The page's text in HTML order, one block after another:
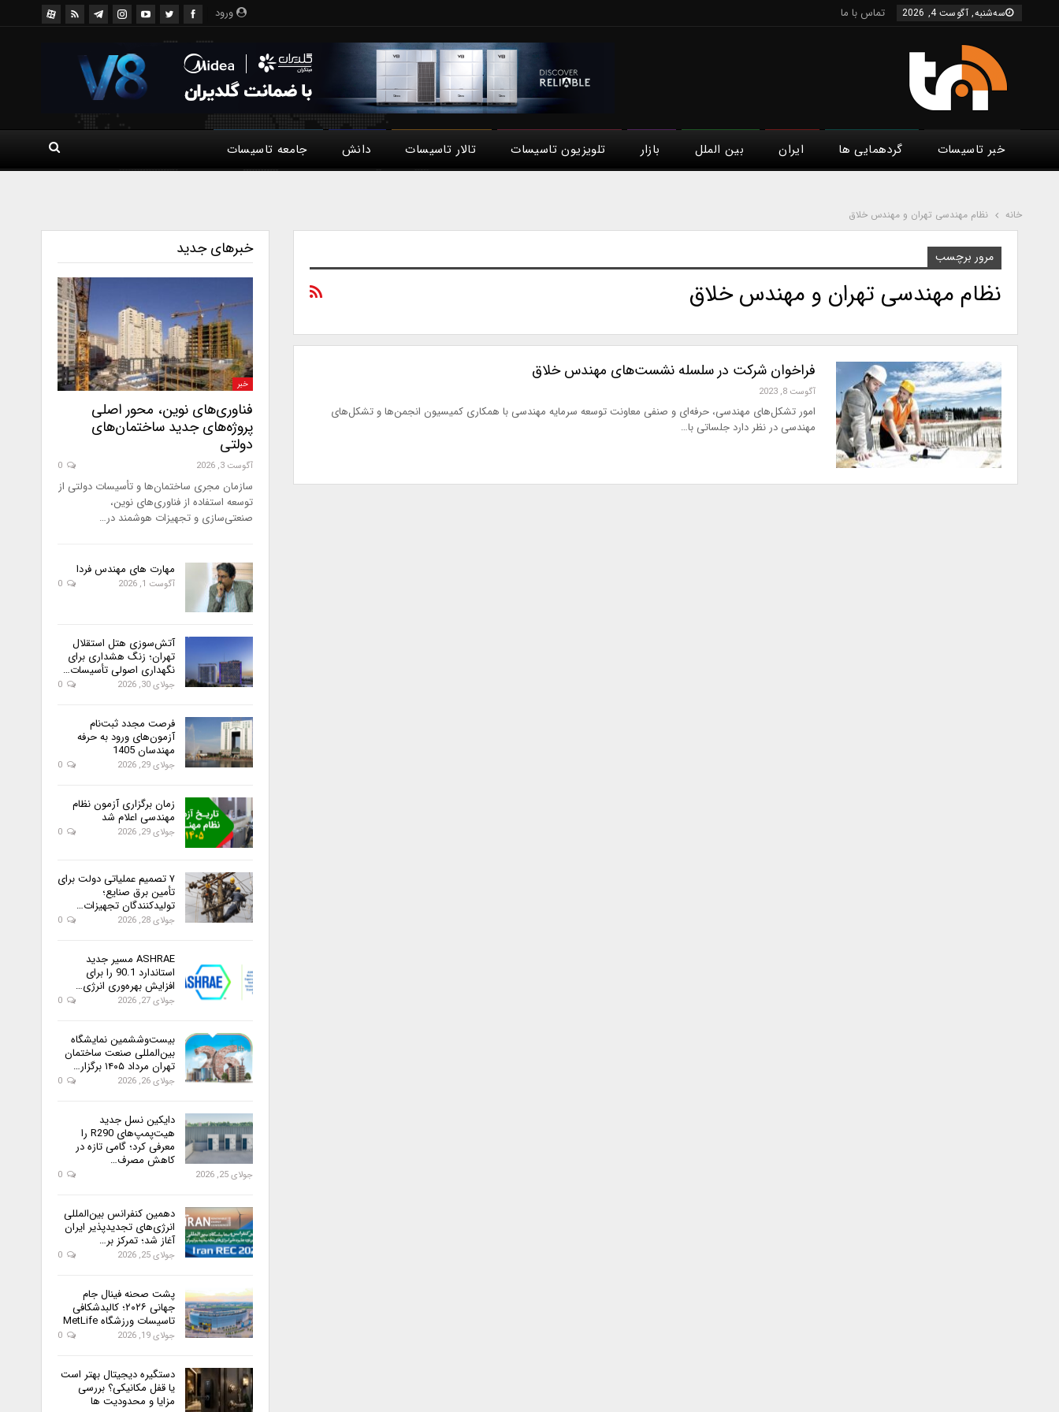
ورود سه‌شنبه, آگوست 4, 2026 تماس با ما
خبر تاسیسات گردهمایی ها ایران بین الملل بازار تلویزیون تاسیسات تالار تاسیسات دانش جامعه تاسیسات
خانه نظام مهندسی تهران و مهندس خلاق
مرور برچسب
نظام مهندسی تهران و مهندس خلاق
فراخوان شرکت در سلسله نشست‌های مهندس خلاق
آگوست 8, 2023
امور تشکل‌های مهندسی، حرفه‌ای و صنفی معاونت توسعه سرمایه مهندسی با همکاری کمیسیون انجمن‌ها و تشکل‌های
مهندسی در نظر دارد جلساتی با…
خبرهای جدید
خبر
فناوری‌های نوین، محور اصلی
پروژه‌های جدید ساختمان‌های
دولتی
آگوست 3, 2026
سازمان مجری ساختمان‌ها و تأسیسات دولتی از
توسعه استفاده از فناوری‌های نوین،
صنعتی‌سازی و تجهیزات هوشمند در…
مهارت های مهندس فردا
آگوست 1, 2026
آتش‌سوزی هتل استقلال
تهران؛ زنگ هشداری برای
نگهداری اصولی تأسیسات…
جولای 30, 2026
فرصت مجدد ثبت‌نام
آزمون‌های ورود به حرفه
مهندسان 1405
جولای 29, 2026
زمان برگزاری آزمون نظام
مهندسی اعلام شد
جولای 29, 2026
۷ تصمیم عملیاتی دولت برای
تأمین برق صنایع؛
تولیدکنندگان تجهیزات…
جولای 28, 2026
ASHRAE مسیر جدید
استاندارد 90.1 را برای
افزایش بهره‌وری انرژی…
جولای 27, 2026
بیست‌وششمین نمایشگاه
بین‌المللی صنعت ساختمان
تهران مرداد ۱۴۰۵ برگزار…
جولای 26, 2026
دایکین نسل جدید
هیت‌پمپ‌های R290 را
معرفی کرد؛ گامی تازه در
کاهش مصرف…
جولای 25, 2026
دهمین کنفرانس بین‌المللی
انرژی‌های تجدیدپذیر ایران
آغاز شد؛ تمرکز بر…
جولای 25, 2026
پشت صحنه فینال جام
جهانی ۲۰۲۶؛ کالبدشکافی
تاسیسات ورزشگاه MetLife
جولای 19, 2026
دستگیره دیجیتال بهتر است
یا قفل مکانیکی؟ بررسی
مزایا و محدودیت ها